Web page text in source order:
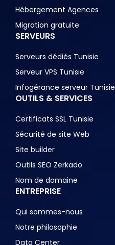
Hébergement Agences
Migration gratuite
SERVEURS
Serveurs dédiés Tunisie
Serveur VPS Tunisie
Infogérance serveur Tunisie
OUTILS & SERVICES
Certificats SSL Tunisie
Sécurité de site Web
Site builder
Outils SEO Zerkado
Nom de domaine
ENTREPRISE
Qui sommes-nous
Notre philosophie
Data Center